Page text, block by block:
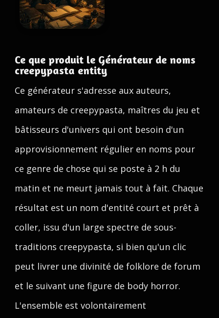
Ce que produit le Générateur de noms
creepypasta entity
Ce générateur s'adresse aux auteurs,
amateurs de creepypasta, maîtres du jeu et
bâtisseurs d'univers qui ont besoin d'un
approvisionnement régulier en noms pour
ce genre de chose qui se poste à 2 h du
matin et ne meurt jamais tout à fait. Chaque
résultat est un nom d'entité court et prêt à
coller, issu d'un large spectre de sous-
traditions creepypasta, si bien qu'un clic
peut livrer une divinité de folklore de forum
et le suivant une figure de body horror.
L'ensemble est volontairement